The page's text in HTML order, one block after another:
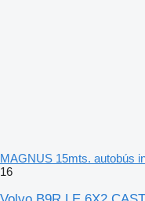
MAGNUS 15mts. autobús
16